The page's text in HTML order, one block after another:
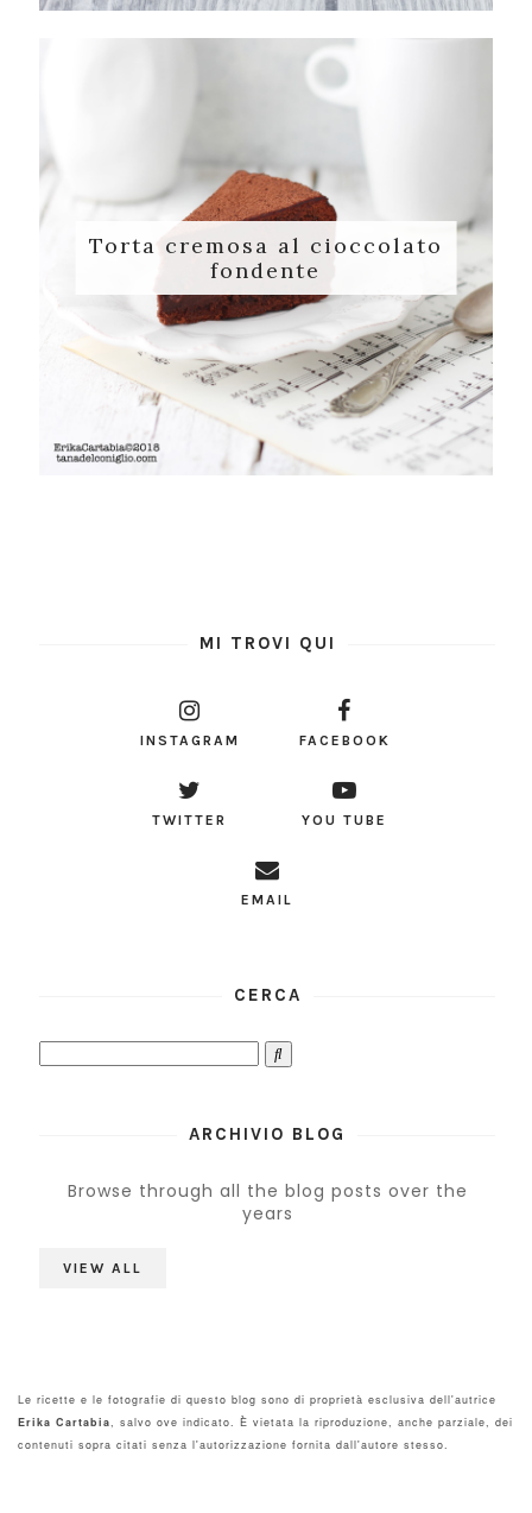
Torta cremosa al cioccolato
fondente
MI TROVI QUI
INSTAGRAM FACEBOOK
TWITTER YOU TUBE
EMAIL
CERCA
ARCHIVIO BLOG
Browse through all the blog posts over the
years
VIEW ALL
Le ricette e le fotografie di questo blog sono di proprietà esclusiva dell'autrice
Erika Cartabia, salvo ove indicato. È vietata la riproduzione, anche parziale, dei
contenuti sopra citati senza l'autorizzazione fornita dall'autore stesso.